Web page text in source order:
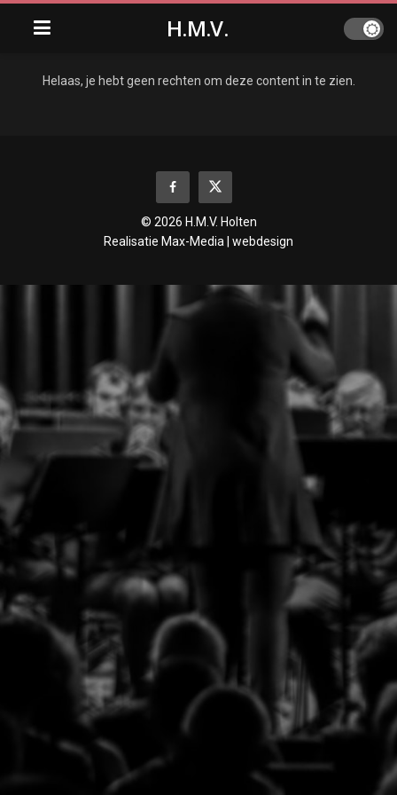
H.M.V.
Helaas, je hebt geen rechten om deze content in te zien.
© 2026 H.M.V. Holten
Realisatie Max-Media | webdesign